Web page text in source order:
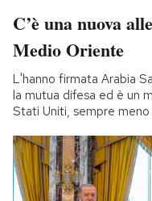
C’è una nuova
Medio Oriente
L'hanno firmata Arabia
la mutua difesa ed è un
Stati Uniti, sempre